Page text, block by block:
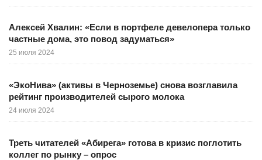
Алексей Хвалин: «Если в портфеле девелопера только
частные дома, это повод задуматься»
25 июля 2024
«ЭкоНива» (активы в Черноземье) снова возглавила
рейтинг производителей сырого молока
24 июля 2024
Треть читателей «Абирега» готова в кризис поглотить
коллег по рынку – опрос